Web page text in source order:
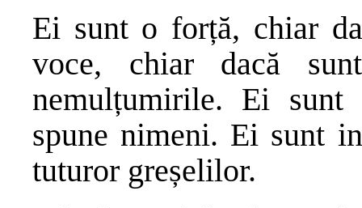
Ei sunt o forță, chiar
voce, chiar dacă
nemulțumirile. Ei
spune nimeni. Ei sunt
tuturor greșelilor.